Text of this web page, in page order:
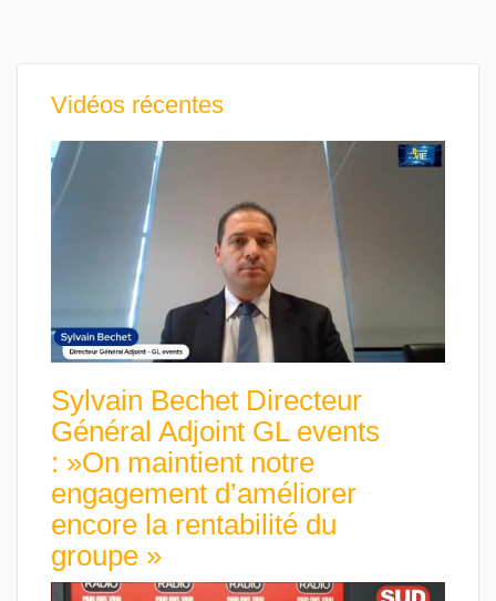
Vidéos récentes
Sylvain Bechet Directeur
Général Adjoint GL events
: »On maintient notre
engagement d’améliorer
encore la rentabilité du
groupe »